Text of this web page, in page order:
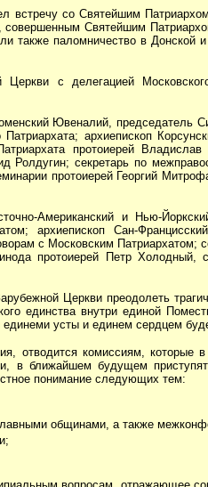
встречу со Святейшим
Святейшим
также паломничество в Донской
с делегацией
Ювеналий, председатель
архиепископ
протоиерей
Ролдугин; секретарь по
протоиерей Георгий
Американский и Нью-
архиепископ Сан-
с Московским Патриархатом;
протоиерей Петр Холодный,
Церкви преодолеть
единства внутри единой
усты и единем сердцем
отводится комиссиям,
в ближайшем будущем
понимание следующих тем:
общинами, а также